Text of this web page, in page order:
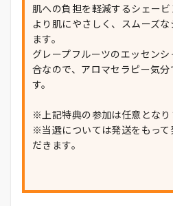
肌への負担を軽減するシェービ
より肌にやさしく、スムーズ
ます。
グレープフルーツのエッセン
合なので、アロマセラピー気
す。
※上記特典の参加は任意となり
※当選については発送をもって
だきます。